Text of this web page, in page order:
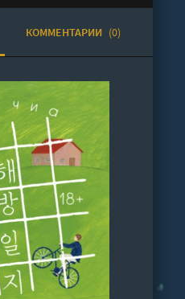
КОММЕНТАРИИ (0)